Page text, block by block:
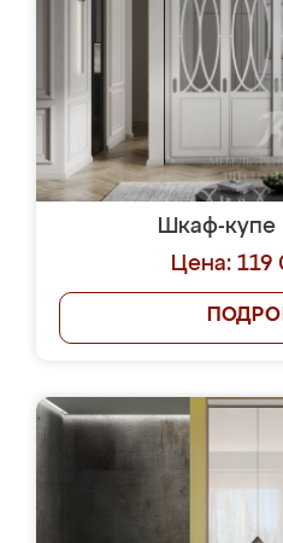
Шкаф-купе
Цена: 119